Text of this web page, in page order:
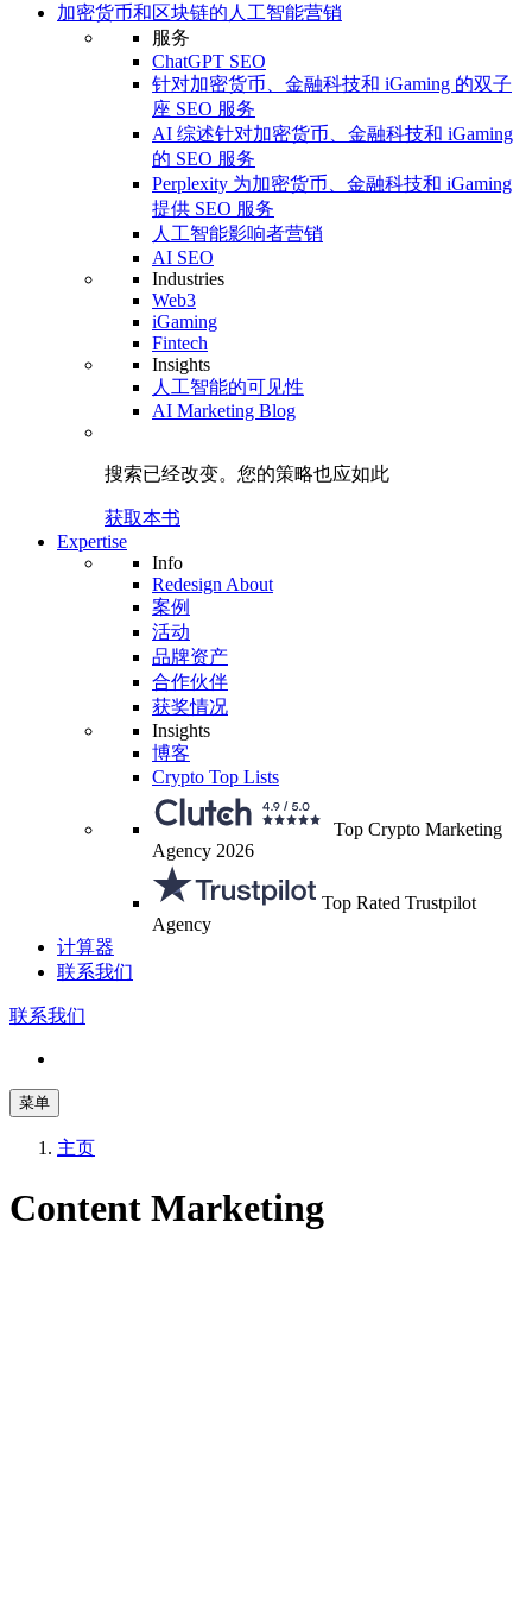
加密货币和区块链的人工智能营销
服务
ChatGPT SEO
针对加密货币、金融科技和 iGaming 的双子
座 SEO 服务
AI 综述针对加密货币、金融科技和 iGaming
的 SEO 服务
Perplexity 为加密货币、金融科技和 iGaming
提供 SEO 服务
人工智能影响者营销
AI SEO
Industries
Web3
iGaming
Fintech
Insights
人工智能的可见性
AI Marketing Blog
搜索已经改变。 您的策略也应如此
获取本书
Expertise
Info
Redesign About
案例
活动
品牌资产
合作伙伴
获奖情况
Insights
博客
Crypto Top Lists
Top Crypto Marketing
Agency 2026
Top Rated Trustpilot
Agency
计算器
联系我们
联系我们
菜单
主页
Content Marketing